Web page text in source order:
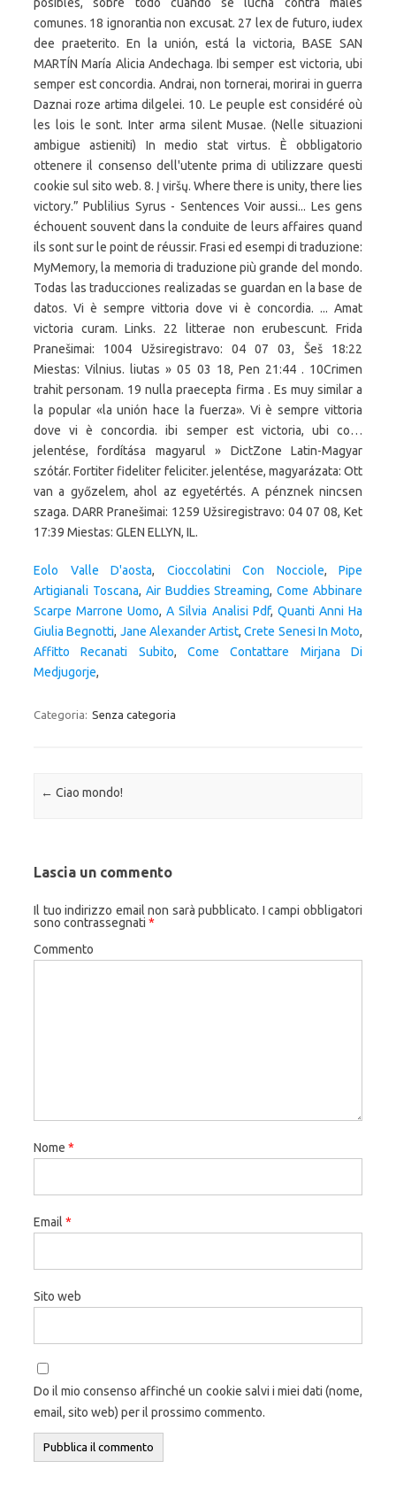
Eolo Valle D'aosta, Cioccolatini Con Nocciole, Pipe
Artigianali Toscana, Air Buddies Streaming,Come Abbinare
Scarpe Marrone Uomo,A Silvia Analisi Pdf, Quanti Anni Ha
Giulia Begnotti, Jane Alexander Artist,Crete Senesi In Moto,
Affitto Recanati Subito,Come Contattare Mirjana Di
Medjugorje,
Categoria: Senza categoria
Navigazione articolo
← Ciao mondo!
Lascia un commento
Il tuo indirizzo email non sarà pubblicato. I campi obbligatori
sono contrassegnati *
Commento
Nome *
Email *
Sito web
Do il mio consenso affinché un cookie salvi i miei dati (nome,
email, sito web) per il prossimo commento.